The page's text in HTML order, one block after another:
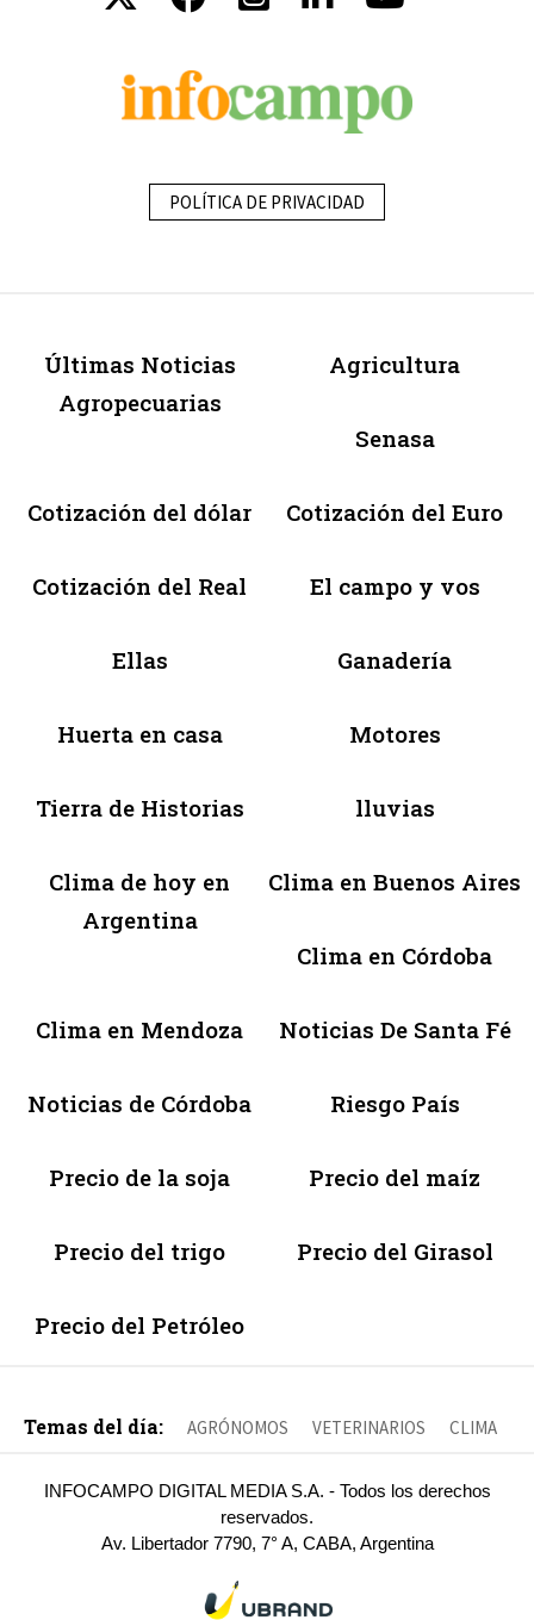
POLÍTICA DE PRIVACIDAD
Últimas Noticias
Agropecuarias
Agricultura
Senasa
Cotización del dólar Cotización del Euro
Cotización del Real El campo y vos
Ellas Ganadería
Huerta en casa Motores
Tierra de Historias lluvias
Clima de hoy en
Argentina
Clima en Buenos Aires
Clima en Córdoba
Clima en Mendoza Noticias De Santa Fé
Noticias de Córdoba Riesgo País
Precio de la soja Precio del maíz
Precio del trigo Precio del Girasol
Precio del Petróleo
Temas del día: AGRÓNOMOS VETERINARIOS CLIMA
INFOCAMPO DIGITAL MEDIA S.A. - Todos los derechos
reservados.
Av. Libertador 7790, 7° A, CABA, Argentina